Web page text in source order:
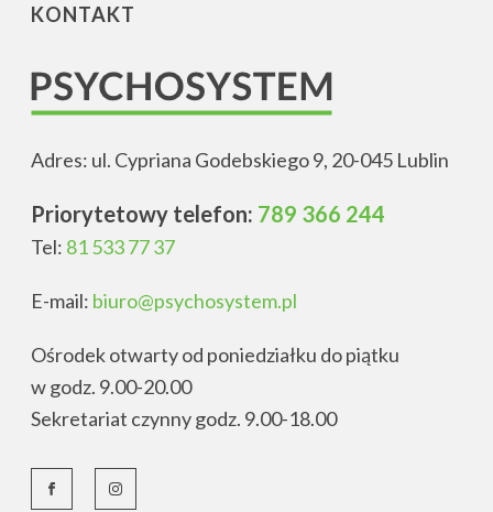
KONTAKT
Adres: ul. Cypriana Godebskiego 9, 20-045 Lublin
Priorytetowy telefon: 789 366 244
Tel: 81 533 77 37
E-mail: biuro@psychosystem.pl
Ośrodek otwarty od poniedziałku do piątku
w godz. 9.00-20.00
Sekretariat czynny godz. 9.00-18.00